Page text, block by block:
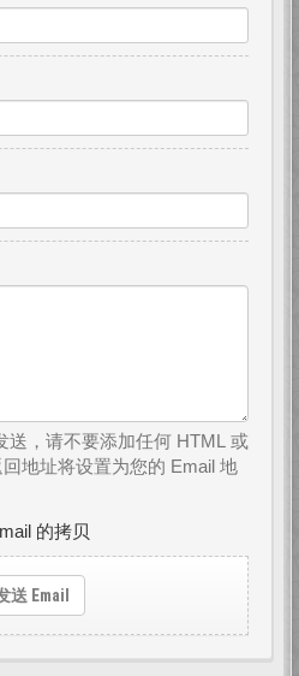
送，请不要添加任何 HTML 或
地址将设置为您的 Email 地
的拷贝
送 Email